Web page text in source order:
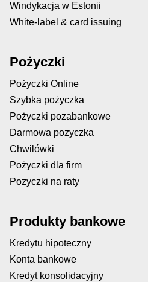
Windykacja w Estonii
White-label & card issuing
Pożyczki
Pożyczki Online
Szybka pożyczka
Pożyczki pozabankowe
Darmowa pozyczka
Chwilówki
Pożyczki dla firm
Pozyczki na raty
Produkty bankowe
Kredytu hipoteczny
Konta bankowe
Kredyt konsolidacyjny